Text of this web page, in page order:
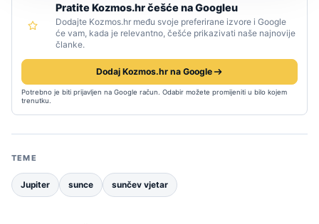
Pratite Kozmos.hr češće na Googleu
Dodajte Kozmos.hr među svoje preferirane izvore i Google
će vam, kada je relevantno, češće prikazivati naše najnovije
članke.
Dodaj Kozmos.hr na Google
Potrebno je biti prijavljen na Google račun. Odabir možete promijeniti u bilo kojem
trenutku.
TEME
Jupiter sunce sunčev vjetar